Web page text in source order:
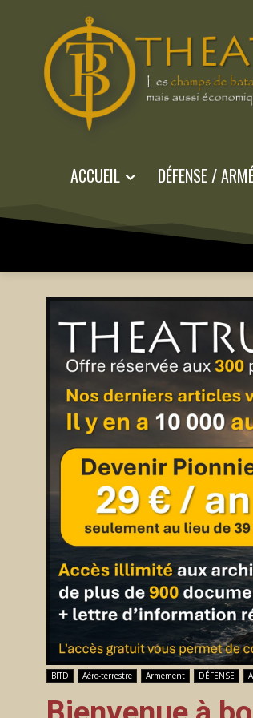
ACCUEIL DÉFENSE /
BITD Aéro-terrestre Armement DÉFENSE